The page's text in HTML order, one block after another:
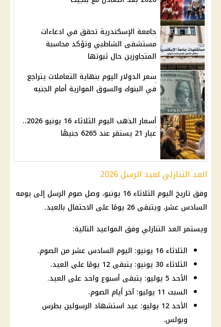
جامعة الإسكندرية تحقق في ادعاءات
مستشفى الشاطبي وتؤكد محاسبة
المتجاوزين حال ثبوتها
سعر الدولار اليوم بنهاية التعاملات يتراجع
في البنوك والسوق الموازية أمام الجنيه
أسعار الذهب اليوم الثلاثاء 16 يونيو 2026..
عيار 21 يستقر عند 6265 جنيهًا
العد التنازلي لعيد الرسل 2026
وفق تاريخ اليوم الثلاثاء 16 يونيو، وصل صوم الرسل إلى يومه
السادس عشر، ويتبقى 26 يومًا على الاحتفال بالعيد.
ويستمر العد التنازلي وفق المواعيد التالية:
الثلاثاء 16 يونيو: اليوم السادس عشر من الصوم.
الثلاثاء 30 يونيو: يتبقى 12 يومًا على العيد.
الأحد 5 يوليو: يتبقى أسبوع واحد على العيد.
السبت 11 يوليو: آخر أيام الصوم.
الأحد 12 يوليو: عيد استشهاد الرسولين بطرس
وبولس.